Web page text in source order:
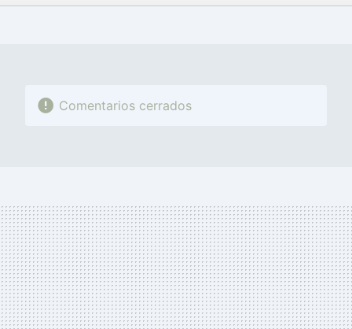
FACEBOOK
TWITTERFLIPBOARD
E-
WHATSAPP
Comentarios cerrados